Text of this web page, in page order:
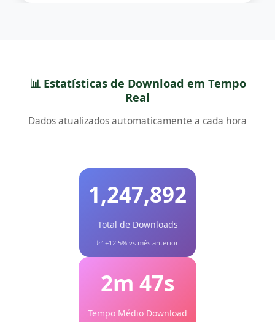
📊 Estatísticas de Download em Tempo
Real
Dados atualizados automaticamente a cada hora
1,247,892
Total de Downloads
📈 +12.5% vs mês anterior
2m 47s
Tempo Médio Download